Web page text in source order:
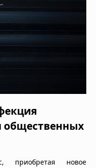
общественных
приобретая новое